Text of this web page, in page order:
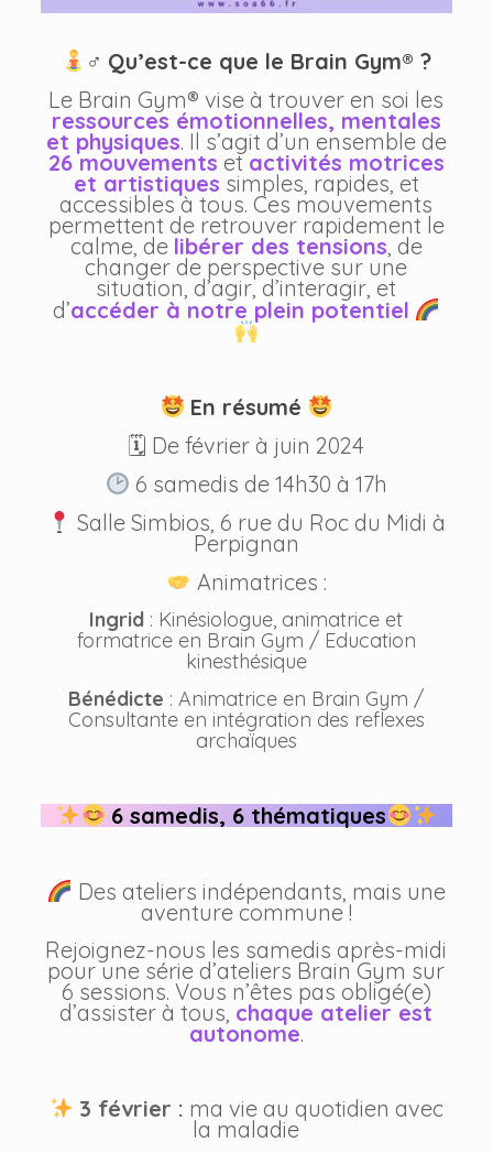
‍♂ Qu’est-ce que le Brain Gym® ?
Le Brain Gym® vise à trouver en soi les
ressources émotionnelles, mentales
et physiques. Il s’agit d’un ensemble de
26 mouvements etactivités motrices
et artistiques simples, rapides, et
accessibles à tous. Ces mouvements
permettent de retrouver rapidement le
calme, de libérer des tensions, de
changer de perspective sur une
situation, d’agir, d’interagir, et
d’accéder à notre plein potentiel
En résumé
🗓 De février à juin 2024
6 samedis de 14h30 à 17h
Salle Simbios, 6 rue du Roc du Midi à
Perpignan
Animatrices :
Ingrid : Kinésiologue, animatrice et
formatrice en Brain Gym / Education
kinesthésique
Bénédicte : Animatrice en Brain Gym /
Consultante en intégration des reflexes
archaïques
6 samedis, 6 thématiques
Des ateliers indépendants, mais une
aventure commune !
Rejoignez-nous les samedis après-midi
pour une série d’ateliers Brain Gym sur
6 sessions. Vous n’êtes pas obligé(e)
d’assister à tous, chaque atelier est
autonome.
3 février : ma vie au quotidien avec
la maladie